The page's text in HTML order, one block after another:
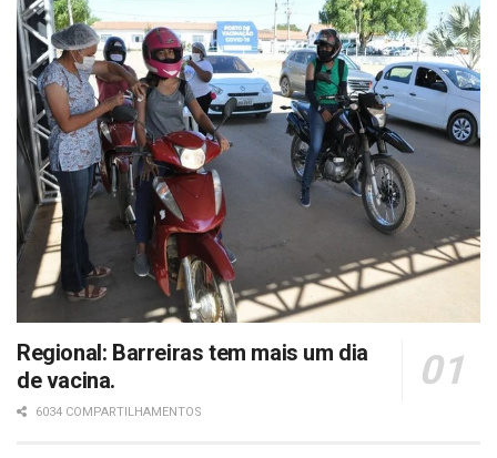
Regional: Barreiras tem mais um dia
de vacina.
6034 COMPARTILHAMENTOS